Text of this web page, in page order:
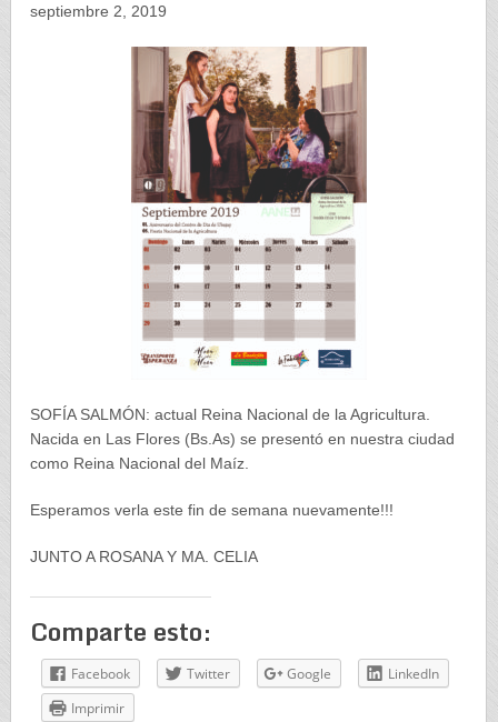
septiembre 2, 2019
SOFÍA SALMÓN: actual Reina Nacional de la Agricultura.
Nacida en Las Flores (Bs.As) se presentó en nuestra ciudad
como Reina Nacional del Maíz.
Esperamos verla este fin de semana nuevamente!!!
JUNTO A ROSANA Y MA. CELIA
Comparte esto:
Facebook Twitter Google
LinkedIn
Imprimir